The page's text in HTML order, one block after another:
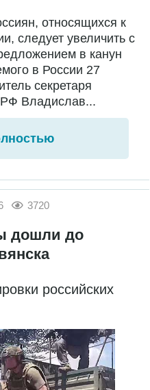
относящихся к
следует увеличить с
в канун
в России 27
секретаря
Владислав...
3720
дошли до
российских